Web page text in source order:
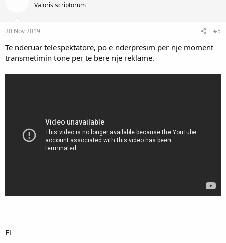
Valoris scriptorum
30 Nov 2019 #5
Te nderuar telespektatore, po e nderpresim per nje moment
transmetimin tone per te bere nje reklame.
El